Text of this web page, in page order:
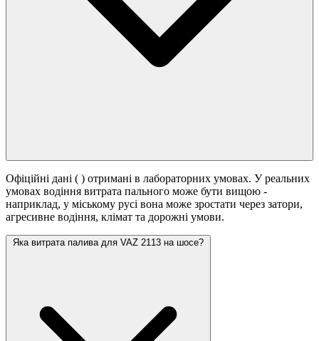
Офіційні дані ( ) отримані в лабораторних умовах. У реальних
умовах водіння витрата пального може бути вищою -
наприклад, у міському русі вона може зростати через затори,
агресивне водіння, клімат та дорожні умови.
Яка витрата палива для VAZ 2113 на шосе?